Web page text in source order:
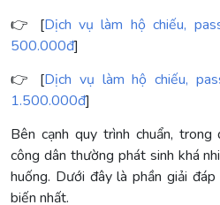
👉 [Dịch vụ làm hộ chiếu,
500.000đ]
👉 [Dịch vụ làm hộ chiếu,
1.500.000đ]
Bên cạnh quy trình chuẩn,
công dân thường phát sinh khá
huống. Dưới đây là phần giải
biến nhất.